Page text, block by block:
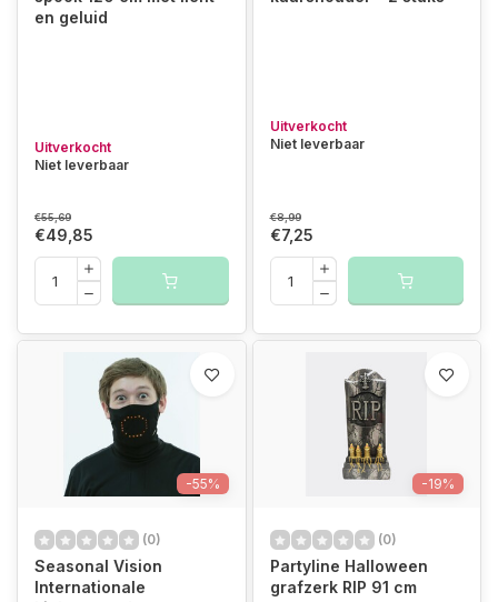
en geluid
Uitverkocht
Niet leverbaar
€55,69
€49,85
Uitverkocht
Niet leverbaar
€8,99
€7,25
-55%
(0)
Seasonal Vision
Internationale
-19%
(0)
Partyline Halloween
grafzerk RIP 91 cm